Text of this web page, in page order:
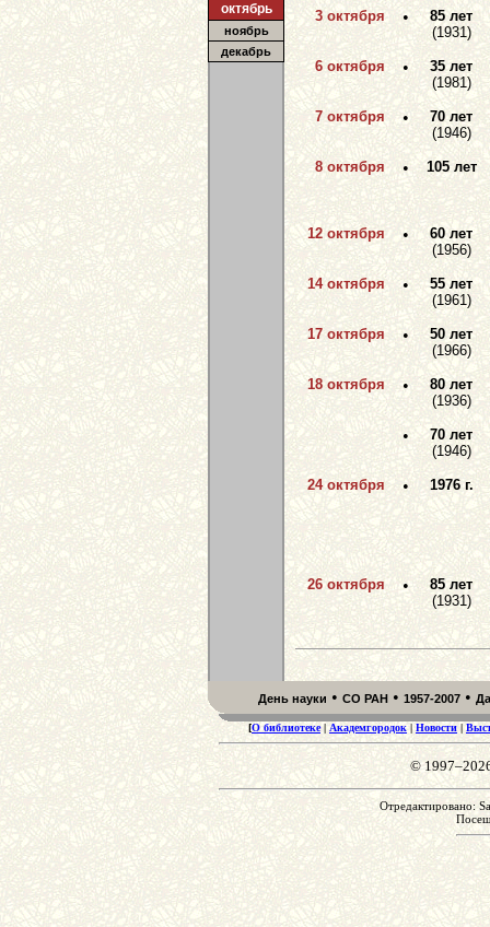
октябрь
ноябрь
декабрь
3 октября •
85 лет
(1931)
6 октября •
35 лет
(1981)
7 октября •
70 лет
(1946)
8 октября • 105 лет
12 октября •
60 лет
(1956)
14 октября •
55 лет
(1961)
17 октября •
50 лет
(1966)
18 октября •
80 лет
(1936)
•
70 лет
(1946)
24 октября • 1976 г.
26 октября •
85 лет
(1931)
День науки • СО РАН • 1957-2007 •
[О библиотеке| Академгородок| Новости |
©
Отредактировано: